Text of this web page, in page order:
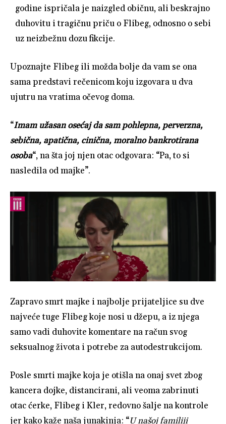
godine ispričala je naizgled običnu, ali beskrajno
duhovitu i tragičnu priču o Flibeg, odnosno o sebi
uz neizbežnu dozu fikcije.
Upoznajte Flibeg ili možda bolje da vam se ona
sama predstavi rečenicom koju izgovara u dva
ujutru na vratima očevog doma.
“Imam užasan osećaj da sam pohlepna, perverzna,
sebična, apatična, cinična, moralno bankrotirana
osoba“, na šta joj njen otac odgovara: “Pa, to si
nasledila od majke”.
Zapravo smrt majke i najbolje prijateljice su dve
najveće tuge Flibeg koje nosi u džepu, a iz njega
samo vadi duhovite komentare na račun svog
seksualnog života i potrebe za autodestrukcijom.
Posle smrti majke koja je otišla na onaj svet zbog
kancera dojke, distancirani, ali veoma zabrinuti
otac ćerke, Flibeg i Kler, redovno šalje na kontrole
jer kako kaže naša junakinja: “U našoj familiji